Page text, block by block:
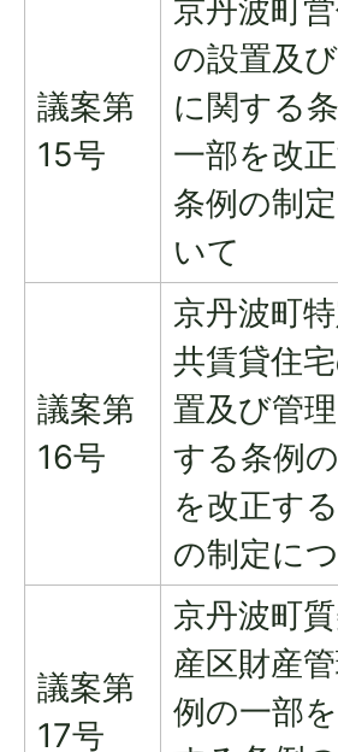
議案第
15号
京丹波町
の設置及
に関する
一部を改
条例の制
いて
議案第
16号
京丹波町
共賃貸住
置及び管
する条例
を改正す
の制定に
議案第
17号
京丹波町
産区財産
例の一部